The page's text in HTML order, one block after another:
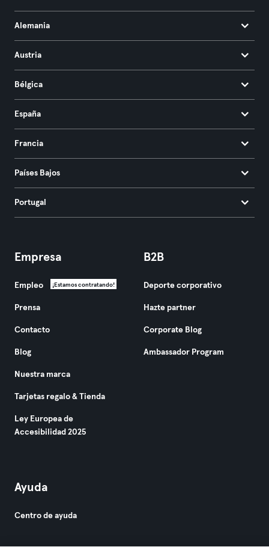
Alemania
Austria
Bélgica
España
Francia
Países Bajos
Portugal
Empresa
Empleo ¡Estamos contratando!
Prensa
Contacto
Blog
Nuestra marca
Tarjetas regalo & Tienda
Ley Europea de
Accesibilidad 2025
B2B
Deporte corporativo
Hazte partner
Corporate Blog
Ambassador Program
Ayuda
Centro de ayuda